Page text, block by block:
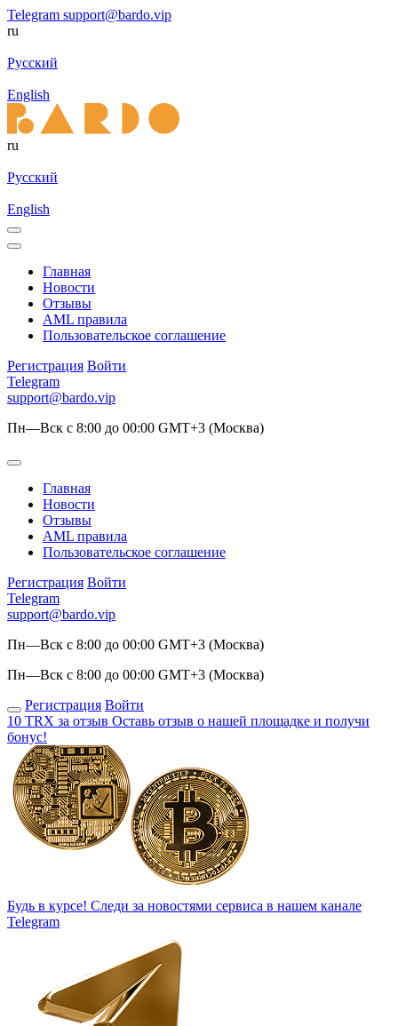
Telegram support@bardo.vip
ru
Русский
English
ru
Русский
English
Главная
Новости
Отзывы
AML правила
Пользовательское соглашение
Регистрация Войти
Telegram
support@bardo.vip
Пн—Вск с 8:00 до 00:00 GMT+3 (Москва)
Главная
Новости
Отзывы
AML правила
Пользовательское соглашение
Регистрация Войти
Telegram
support@bardo.vip
Пн—Вск с 8:00 до 00:00 GMT+3 (Москва)
Пн—Вск с 8:00 до 00:00 GMT+3 (Москва)
Регистрация Войти
10 TRX за отзыв Оставь отзыв о нашей площадке и получи
бонус!
Будь в курсе! Следи за новостями сервиса в нашем канале
Telegram